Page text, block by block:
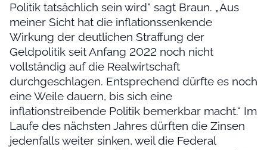
Politik tatsächlich sein wird“ sagt Braun. „Aus
meiner Sicht hat die inflationssenkende
Wirkung der deutlichen Straffung der
Geldpolitik seit Anfang 2022 noch nicht
vollständig auf die Realwirtschaft
durchgeschlagen. Entsprechend dürfte es noch
eine Weile dauern, bis sich eine
inflationstreibende Politik bemerkbar macht.“ Im
Laufe des nächsten Jahres dürften die Zinsen
jedenfalls weiter sinken, weil die Federal